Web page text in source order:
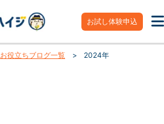
お試し体験申込
お役立ちブログ一覧 > 2024年